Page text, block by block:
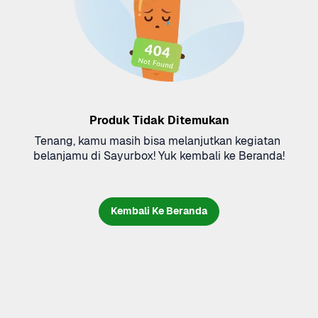
Produk Tidak Ditemukan
Tenang, kamu masih bisa melanjutkan kegiatan
belanjamu di Sayurbox! Yuk kembali ke Beranda!
Kembali Ke Beranda